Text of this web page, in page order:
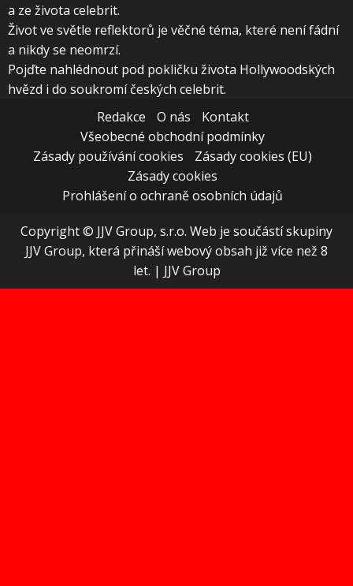
a ze života celebrit.
Život ve světle reflektorů je věčné téma, které není fádní
a nikdy se neomrzí.
Pojďte nahlédnout pod pokličku života Hollywoodských
hvězd i do soukromí českých celebrit.
Redakce
O nás
Kontakt
Všeobecné obchodní podmínky
Zásady používání cookies
Zásady cookies (EU)
Zásady cookies
Prohlášení o ochraně osobních údajů
Copyright © JJV Group, s.r.o. Web je součástí skupiny
JJV Group, která přináší webový obsah již více než 8
let. | JJV Group